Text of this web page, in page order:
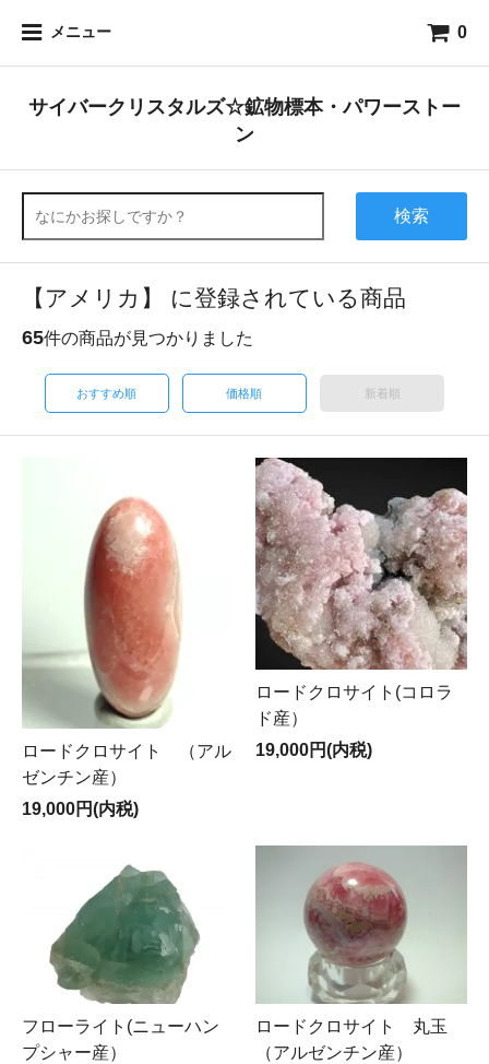
メニュー 0
サイバークリスタルズ☆鉱物標本・パワーストー
ン
検索
【アメリカ】 に登録されている商品
65件の商品が見つかりました
おすすめ順 価格順 新着順
ロードクロサイト （アル
ゼンチン産）
19,000円(内税)
ロードクロサイト(コロラ
ド産）
19,000円(内税)
フローライト(ニューハン
プシャー産）
ロードクロサイト 丸玉
（アルゼンチン産）